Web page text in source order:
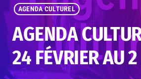
AGENDA CULTUREL
AGENDA
24 FÉVRIER AU